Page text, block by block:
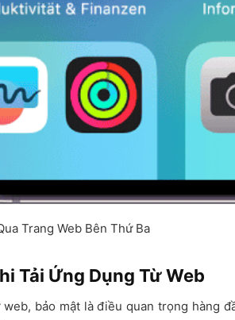
Trang Web Bên Thứ Ba
Tải Ứng Dụng Từ Web
bảo mật là điều quan trọng hàng